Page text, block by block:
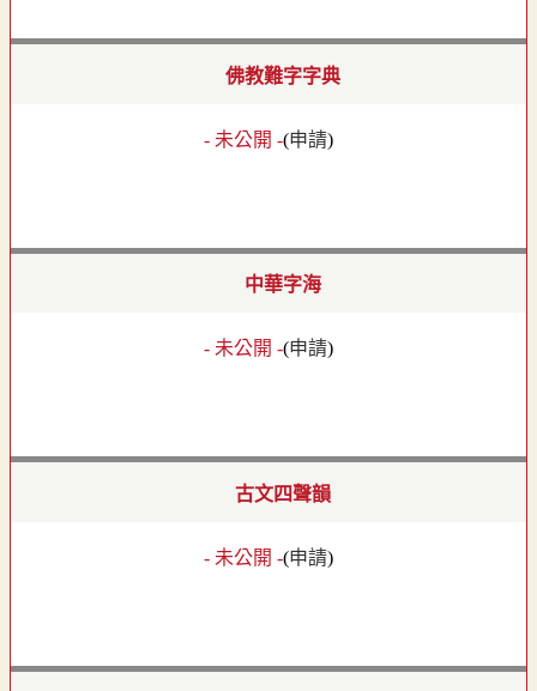
佛教難字字典
- 未公開 -(申請)
中華字海
- 未公開 -(申請)
古文四聲韻
- 未公開 -(申請)